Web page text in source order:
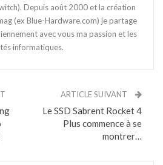
Depuis août 2000 et la création
(ex Blue-Hardware.com) je partage
avec vous ma passion et les
informatiques.
ARTICLE SUIVANT
Le SSD Sabrent Rocket 4
Plus commence à se
montrer…